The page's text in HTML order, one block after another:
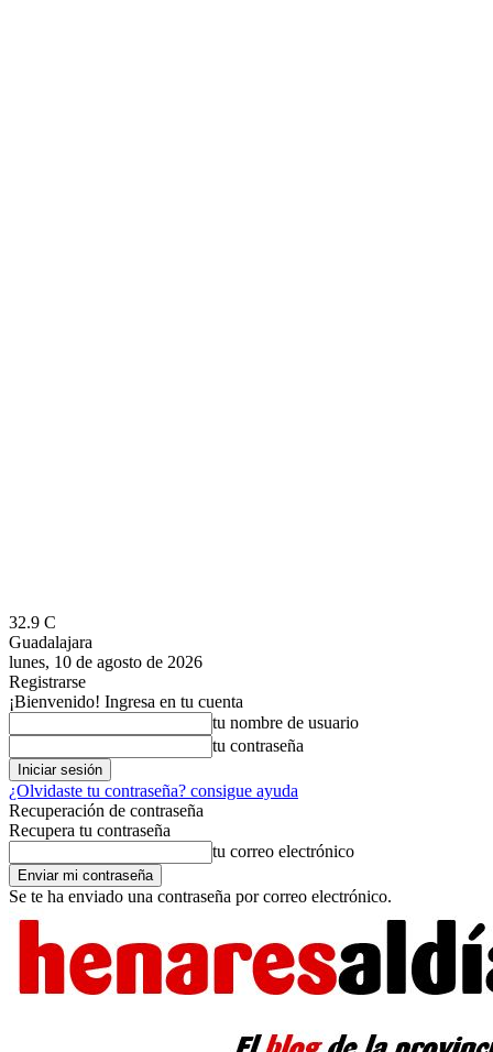
32.9 C
Guadalajara
lunes, 10 de agosto de 2026
Registrarse
¡Bienvenido! Ingresa en tu cuenta
tu nombre de usuario
tu contraseña
¿Olvidaste tu contraseña? consigue ayuda
Recuperación de contraseña
Recupera tu contraseña
tu correo electrónico
Se te ha enviado una contraseña por correo electrónico.